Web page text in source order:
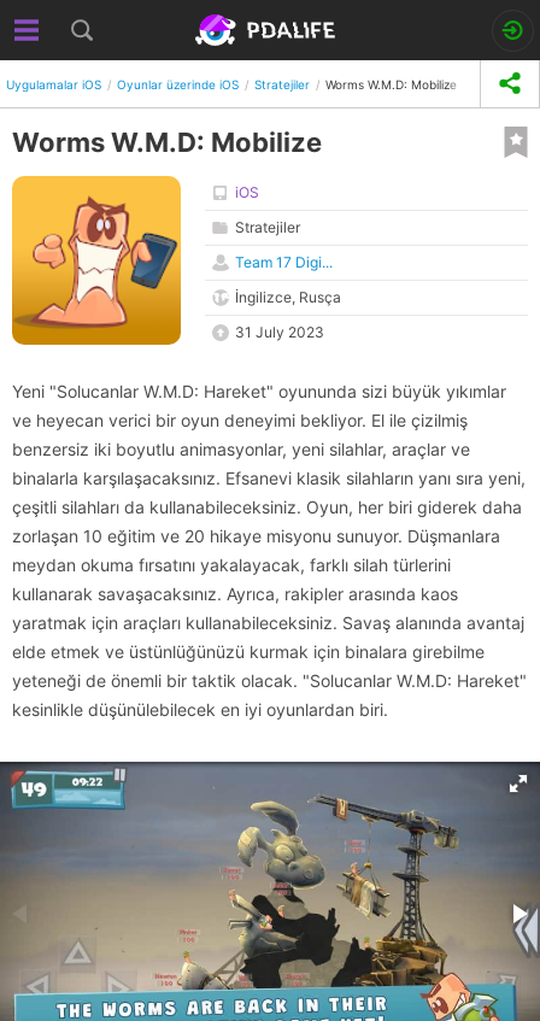
Uygulamalar iOS Oyunlar üzerinde iOS Stratejiler Worms W.M.D: Mobilize
Worms W.M.D: Mobilize
iOS
Stratejiler
Team 17 Digi...
İngilizce, Rusça
31 July 2023
Yeni "Solucanlar W.M.D: Hareket" oyununda sizi büyük yıkımlar
ve heyecan verici bir oyun deneyimi bekliyor. El ile çizilmiş
benzersiz iki boyutlu animasyonlar, yeni silahlar, araçlar ve
binalarla karşılaşacaksınız. Efsanevi klasik silahların yanı sıra yeni,
çeşitli silahları da kullanabileceksiniz. Oyun, her biri giderek daha
zorlaşan 10 eğitim ve 20 hikaye misyonu sunuyor. Düşmanlara
meydan okuma fırsatını yakalayacak, farklı silah türlerini
kullanarak savaşacaksınız. Ayrıca, rakipler arasında kaos
yaratmak için araçları kullanabileceksiniz. Savaş alanında avantaj
elde etmek ve üstünlüğünüzü kurmak için binalara girebilme
yeteneği de önemli bir taktik olacak. "Solucanlar W.M.D: Hareket"
kesinlikle düşünülebilecek en iyi oyunlardan biri.